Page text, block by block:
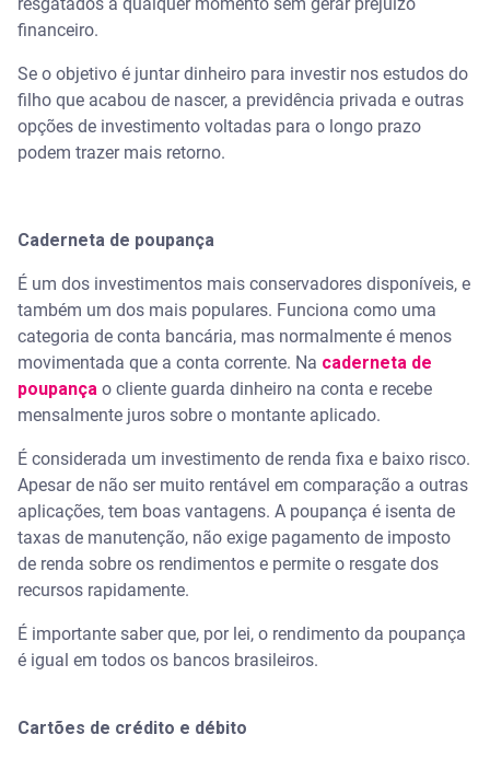
resgatados a qualquer momento sem gerar prejuízo
financeiro.
Se o objetivo é juntar dinheiro para investir nos estudos do
filho que acabou de nascer, a previdência privada e outras
opções de investimento voltadas para o longo prazo
podem trazer mais retorno.
Caderneta de poupança
É um dos investimentos mais conservadores disponíveis, e
também um dos mais populares. Funciona como uma
categoria de conta bancária, mas normalmente é menos
movimentada que a conta corrente. Na caderneta de
poupança o cliente guarda dinheiro na conta e recebe
mensalmente juros sobre o montante aplicado.
É considerada um investimento de renda fixa e baixo risco.
Apesar de não ser muito rentável em comparação a outras
aplicações, tem boas vantagens. A poupança é isenta de
taxas de manutenção, não exige pagamento de imposto
de renda sobre os rendimentos e permite o resgate dos
recursos rapidamente.
É importante saber que, por lei, o rendimento da poupança
é igual em todos os bancos brasileiros.
Cartões de crédito e débito